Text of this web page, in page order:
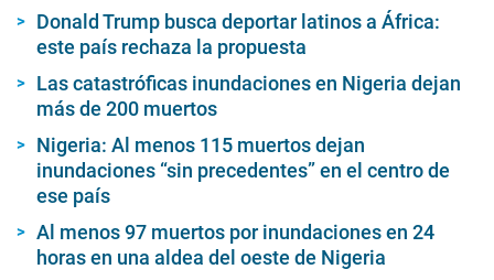
Donald Trump busca deportar latinos a África:
este país rechaza la propuesta
Las catastróficas inundaciones en Nigeria dejan
más de 200 muertos
Nigeria: Al menos 115 muertos dejan
inundaciones “sin precedentes” en el centro de
ese país
Al menos 97 muertos por inundaciones en 24
horas en una aldea del oeste de Nigeria